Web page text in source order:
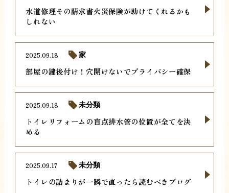
水道修理その請求書火災保険が助けてくれるかも
しれない
部屋の鍵後付け！穴開けないでプライバシー確保
2025.09.18 家
トイレリフォームの盲点排水管の位置が全てを決
める
2025.09.18 未分類
トイレの詰まりが一瞬で直ったら読むべきブログ
2025.09.17 未分類